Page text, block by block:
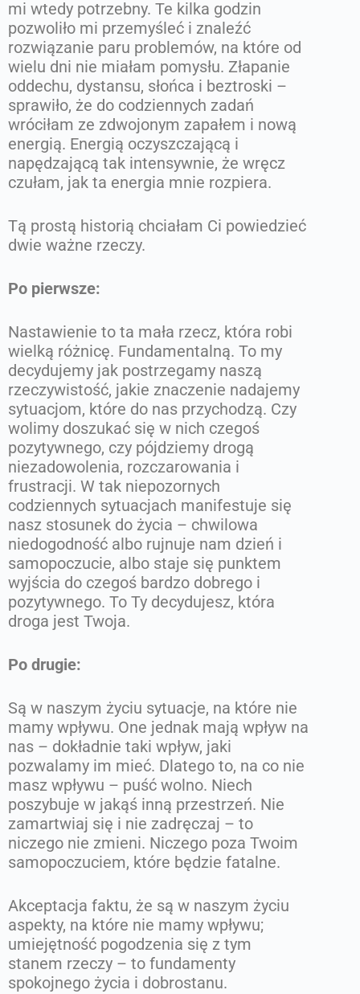
mi wtedy potrzebny. Te kilka godzin
pozwoliło mi przemyśleć i znaleźć
rozwiązanie paru problemów, na które od
wielu dni nie miałam pomysłu. Złapanie
oddechu, dystansu, słońca i beztroski –
sprawiło, że do codziennych zadań
wróciłam ze zdwojonym zapałem i nową
energią. Energią oczyszczającą i
napędzającą tak intensywnie, że wręcz
czułam, jak ta energia mnie rozpiera.
Tą prostą historią chciałam Ci powiedzieć
dwie ważne rzeczy.
Po pierwsze:
Nastawienie to ta mała rzecz, która robi
wielką różnicę. Fundamentalną. To my
decydujemy jak postrzegamy naszą
rzeczywistość, jakie znaczenie nadajemy
sytuacjom, które do nas przychodzą. Czy
wolimy doszukać się w nich czegoś
pozytywnego, czy pójdziemy drogą
niezadowolenia, rozczarowania i
frustracji. W tak niepozornych
codziennych sytuacjach manifestuje się
nasz stosunek do życia – chwilowa
niedogodność albo rujnuje nam dzień i
samopoczucie, albo staje się punktem
wyjścia do czegoś bardzo dobrego i
pozytywnego. To Ty decydujesz, która
droga jest Twoja.
Po drugie:
Są w naszym życiu sytuacje, na które nie
mamy wpływu. One jednak mają wpływ na
nas – dokładnie taki wpływ, jaki
pozwalamy im mieć. Dlatego to, na co nie
masz wpływu – puść wolno. Niech
poszybuje w jakąś inną przestrzeń. Nie
zamartwiaj się i nie zadręczaj – to
niczego nie zmieni. Niczego poza Twoim
samopoczuciem, które będzie fatalne.
Akceptacja faktu, że są w naszym życiu
aspekty, na które nie mamy wpływu;
umiejętność pogodzenia się z tym
stanem rzeczy – to fundamenty
spokojnego życia i dobrostanu.